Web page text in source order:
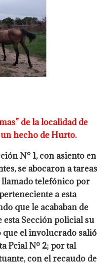
de la localidad de
hecho de Hurto.
N° 1, con asiento en
se abocaron a tareas
llamado telefónico por
a esta
que le acababan de
esta Sección policial su
que el involucrado salió
Pcial Nº 2; por tal
con el recaudo de